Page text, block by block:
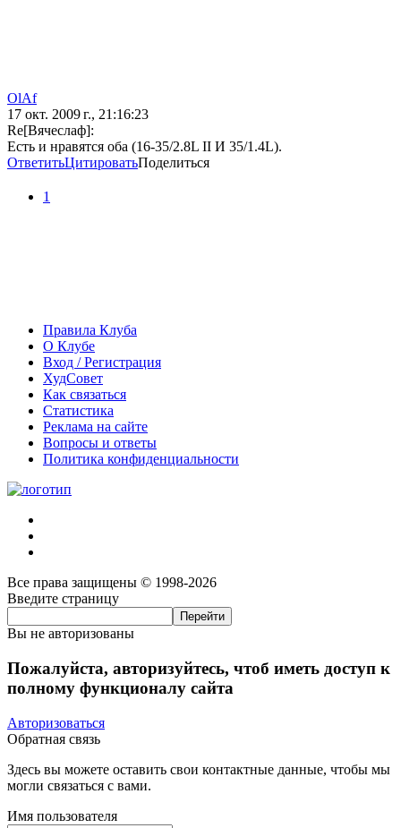
OlAf
17 окт. 2009 г., 21:16:23
Re[Вячеслаф]:
Есть и нравятся оба (16-35/2.8L II И 35/1.4L).
ОтветитьЦитироватьПоделиться
1
Правила Клуба
О Клубе
Вход / Регистрация
ХудСовет
Как связаться
Статистика
Реклама на сайте
Вопросы и ответы
Политика конфиденциальности
Все права защищены © 1998-2026
Введите страницу
Вы не авторизованы
Пожалуйста, авторизуйтесь, чтоб иметь доступ к
полному функционалу сайта
Авторизоваться
Обратная связь
Здесь вы можете оставить свои контактные данные, чтобы мы
могли связаться с вами.
Имя пользователя